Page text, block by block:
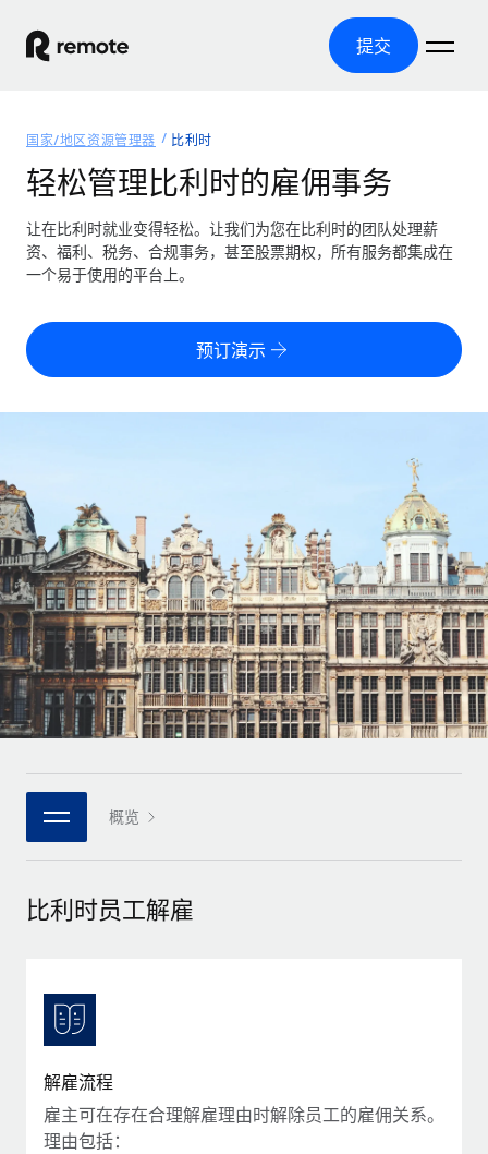
提交
产品
全球招聘
全球薪资管理
轻松运行合规薪资
零实体成本实现全球扩张
PEO
外包复杂雇佣任务
基础设施
Remote Embedded
将人力资源无缝融入工作流程
团队的内置核心人力资源功能
连接 新的
使用我们的 MCP 将任何人工智能工具与 Remote 平台相连
借助核心业务工具简化流程
咨询专家
获得全球人力资源与合规方面的专家帮助
背景调查
简化候选人筛选流程
覆盖全球
美国各州浏览器
成长阶段
初创企业
为成长型企业量身打造的全球敏捷型人力资源与薪资解决方案
中型市场
通过定制化人力资源解决方案扩展团队
企业
与我们携手合作
战略技术合作伙伴
Remote Build
集成与人工智能自动化咨询
资源
工具与计算器
误分类风险计算工具
合同工薪酬结算计算器
探索全球合同工的结算货币选项与结算速度
通过 REMOTE 学习
研究与指引
案例研究
人力资源术语表
核对表和模板
职位描述库
网络研讨会
活动
薪金与人才洞察
洞察中心
获得支持
查看全部资源
定价
中文（简体）
English
Nederlands
Français
Deutsch
Español
Italiano
Português (Portugal)
日本語
한국어
国家/地区资源管理器 比利时
轻松管理比利时的雇佣事务
让在比利时就业变得轻松。让我们为您在比利时的团队处理薪
资、福利、税务、合规事务，甚至股票期权，所有服务都集成在
一个易于使用的平台上。
预订演示
概览
比利时员工解雇
解雇流程
雇主可在存在合理解雇理由时解除员工的雇佣关系。
理由包括：